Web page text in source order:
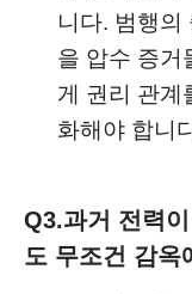
니다. 범행의
을 압수 증거
게 권리 관계
화해야 합니
Q3.과거 전력
도 무조건 감옥